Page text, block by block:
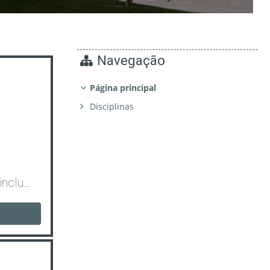
Práticas pedagógicas inclusivas em sala de aula_T1/2026
Navegação
Página principal
Disciplinas